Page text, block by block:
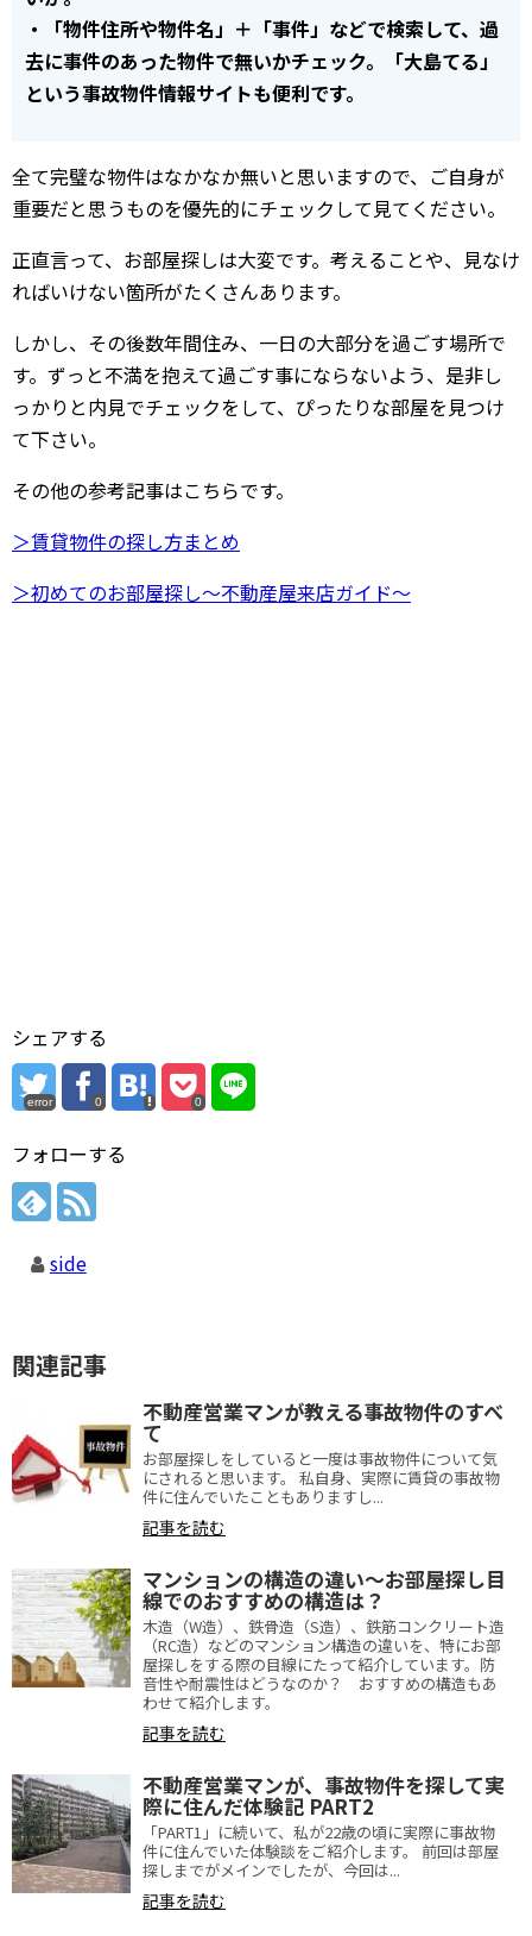
・「物件住所や物件名」＋「事件」などで検索して、過
去に事件のあった物件で無いかチェック。「大島てる」
という事故物件情報サイトも便利です。
全て完璧な物件はなかなか無いと思いますので、ご自身が
重要だと思うものを優先的にチェックして見てください。
正直言って、お部屋探しは大変です。考えることや、見なけ
ればいけない箇所がたくさんあります。
しかし、その後数年間住み、一日の大部分を過ごす場所で
す。ずっと不満を抱えて過ごす事にならないよう、是非し
っかりと内見でチェックをして、ぴったりな部屋を見つけ
て下さい。
その他の参考記事はこちらです。
＞賃貸物件の探し方まとめ
＞初めてのお部屋探し～不動産屋来店ガイド～
シェアする
error 0 0
フォローする
side
関連記事
不動産営業マンが教える事故物件のすべ
て
お部屋探しをしていると一度は事故物件について気
にされると思います。 私自身、実際に賃貸の事故物
件に住んでいたこともありますし...
記事を読む
マンションの構造の違い～お部屋探し目
線でのおすすめの構造は？
木造（W造）、鉄骨造（S造）、鉄筋コンクリート造
（RC造）などのマンション構造の違いを、特にお部
屋探しをする際の目線にたって紹介しています。防
音性や耐震性はどうなのか？ おすすめの構造もあ
わせて紹介します。
記事を読む
不動産営業マンが、事故物件を探して実
際に住んだ体験記 PART2
「PART1」に続いて、私が22歳の頃に実際に事故物
件に住んでいた体験談をご紹介します。 前回は部屋
探しまでがメインでしたが、今回は...
記事を読む